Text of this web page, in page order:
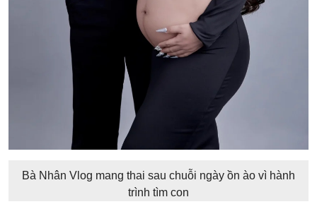
Bà Nhân Vlog mang thai sau chuỗi ngày ồn ào vì hành
trình tìm con